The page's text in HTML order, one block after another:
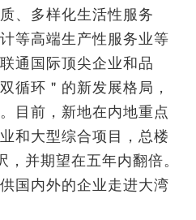
、多样化生活性服务
等高端生产性服务业等
通国际顶尖企业和品
循环＂的新发展格局，
目前，新地在内地重点
和大型综合项目，总楼
并期望在五年内翻倍。
国内外的企业走进大湾